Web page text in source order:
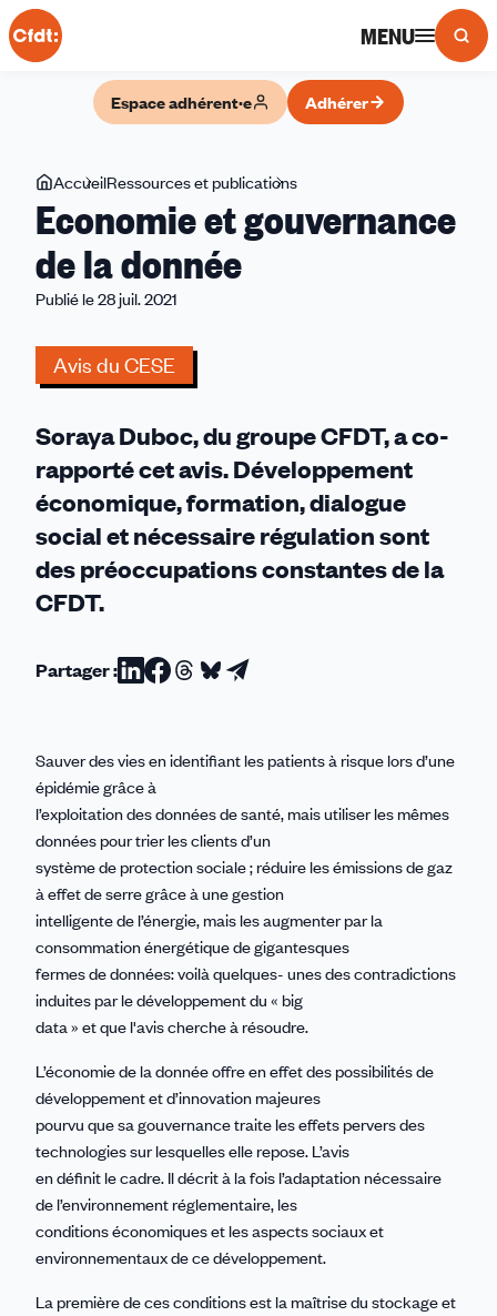
Panneau de gestion des cookies
MENU
Espace adhérent·e Adhérer
Vous
êtes
ici
AccueilRessources et publications
et
Economie et gouvernance
de la donnée
Publié le 28 juil. 2021
Avis du CESE
Soraya Duboc, du groupe CFDT, a co-
rapporté cet avis. Développement
économique, formation, dialogue
social et nécessaire régulation sont
des préoccupations constantes de la
CFDT.
Partager :Partager
Linkedin
Partager
Facebook
Partager
Threads
Partager
Bluesky
Partager
email
Sauver des vies en identifiant les patients à risque lors d’une
épidémie grâce à
l’exploitation des données de santé, mais utiliser les mêmes
données pour trier les clients d’un
système de protection sociale ; réduire les émissions de gaz
à effet de serre grâce à une gestion
intelligente de l’énergie, mais les augmenter par la
consommation énergétique de gigantesques
fermes de données: voilà quelques- unes des contradictions
induites par le développement du « big
data » et que l'avis cherche à résoudre.
L’économie de la donnée offre en effet des possibilités de
développement et d’innovation majeures
pourvu que sa gouvernance traite les effets pervers des
technologies sur lesquelles elle repose. L’avis
en définit le cadre. Il décrit à la fois l’adaptation nécessaire
de l’environnement réglementaire, les
conditions économiques et les aspects sociaux et
environnementaux de ce développement.
La première de ces conditions est la maîtrise du stockage et